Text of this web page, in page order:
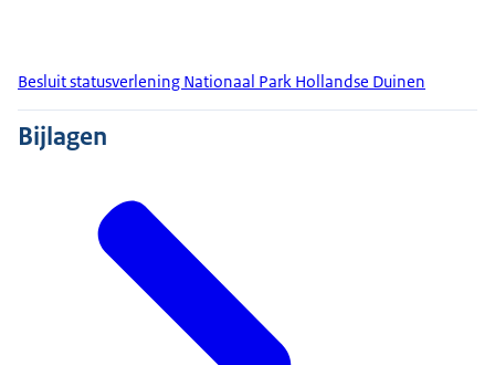
Besluit statusverlening Nationaal Park Hollandse Duinen
Bijlagen